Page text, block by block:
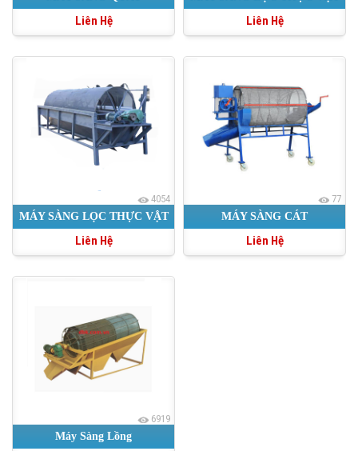
Liên Hệ
TRONG KHAI THÁC MỎ
Liên Hệ
4054
MÁY SÀNG LỌC THỰC VẬT
Liên Hệ
77
MÁY SÀNG CÁT
Liên Hệ
6919
Máy Sàng Lồng